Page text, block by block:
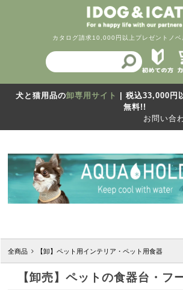
カタログ請求10,000円以上プレゼント ノ
犬と猫用品の卸専用サイト
| 税込33,000円
無料!!
お問い合
全商品 【卸】ペット用インテリア・ペット用食器
【卸売】ペットの食器台・フ